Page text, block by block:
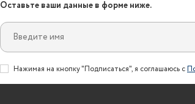
Оставьте ваши данные в форме ниже.
Нажимая на кнопку "Подписаться", я соглашаюсь с